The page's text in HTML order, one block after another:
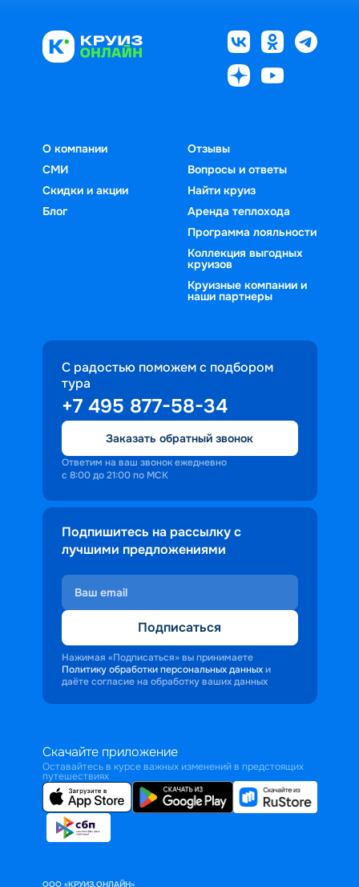
О компании
СМИ
Скидки и акции
Блог
Отзывы
Вопросы и ответы
Найти круиз
Аренда теплохода
Программа лояльности
Коллекция выгодных
круизов
Круизные компании и
наши партнеры
С радостью поможем с подбором
тура
+7 495 877-58-34
Заказать обратный звонок
Ответим на ваш звонок ежедневно
с 8:00 до 21:00 по МСК
Подпишитесь на рассылку с
лучшими предложениями
Подписаться
Нажимая «Подписаться» вы принимаете
Политику обработки персональных данных и
даёте согласие на обработку ваших данных
Скачайте приложение
Оставайтесь в курсе важных изменений в предстоящих
путешествиях
ООО «КРУИЗ.ОНЛАЙН»